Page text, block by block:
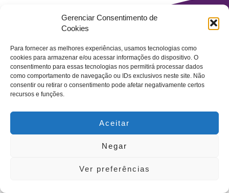
Gerenciar Consentimento de
Cookies
Para fornecer as melhores experiências, usamos tecnologias como
cookies para armazenar e/ou acessar informações do dispositivo. O
consentimento para essas tecnologias nos permitirá processar dados
como comportamento de navegação ou IDs exclusivos neste site. Não
consentir ou retirar o consentimento pode afetar negativamente certos
recursos e funções.
Aceitar
Negar
Ver preferências
Horário de Atendimento
Seg - Sex: 10:30h às 19:00h